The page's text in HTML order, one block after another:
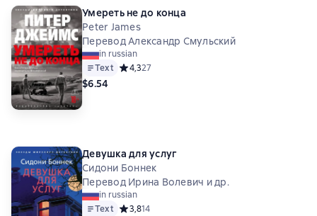
Умереть не до конца
Peter James
Перевод Александр Смульский
in russian
Text Средний рейтинг 4,3 на основе 27 оценок
4,327
$6.54
Девушка для услуг
Сидони Боннек
Перевод Ирина Волевич и др.
in russian
Text Средний рейтинг 3,8 на основе 14 оценок
3,814